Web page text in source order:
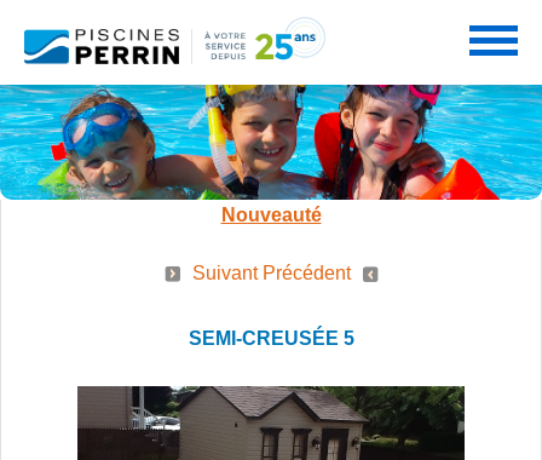
PRODUITS
PISCINES
SPAS
SERVICES
NOS SERVICES
PROMOTIONS
Nouveauté
Suivant Précédent
SEMI-CREUSÉE 5